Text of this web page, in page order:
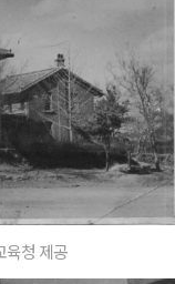
육청 제공